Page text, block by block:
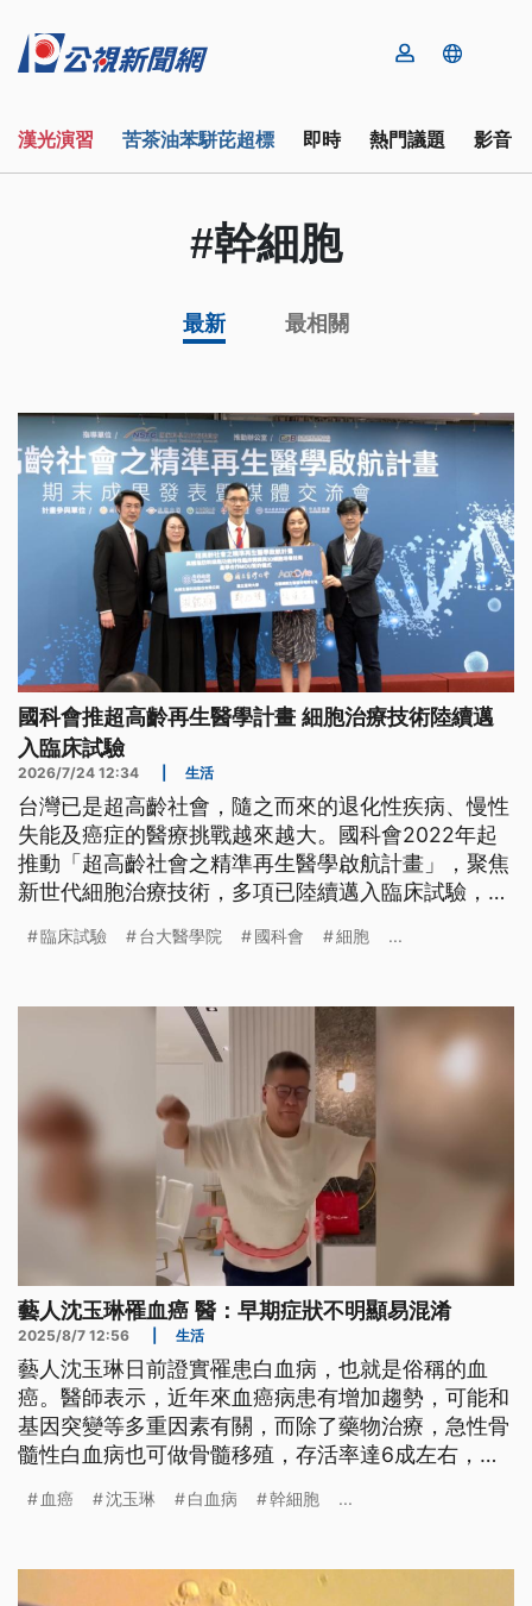
漢光演習 苦茶油苯駢芘超標 即時 熱門議題 影音
#幹細胞
最新 最相關
國科會推超高齡再生醫學計畫 細胞治療技術陸續邁
入臨床試驗
2026/7/24 12:34 生活
台灣已是超高齡社會，隨之而來的退化性疾病、慢性
失能及癌症的醫療挑戰越來越大。國科會2022年起
推動「超高齡社會之精準再生醫學啟航計畫」，聚焦
新世代細胞治療技術，多項已陸續邁入臨床試驗，今
製造或新創合作。
臨床試驗 台大醫學院 國科會 細胞 ...
藝人沈玉琳罹血癌 醫：早期症狀不明顯易混淆
2025/8/7 12:56 生活
藝人沈玉琳日前證實罹患白血病，也就是俗稱的血
癌。醫師表示，近年來血癌病患有增加趨勢，可能和
基因突變等多重因素有關，而除了藥物治療，急性骨
髓性白血病也可做骨髓移殖，存活率達6成左右，但
血癌 沈玉琳 白血病 幹細胞 ...